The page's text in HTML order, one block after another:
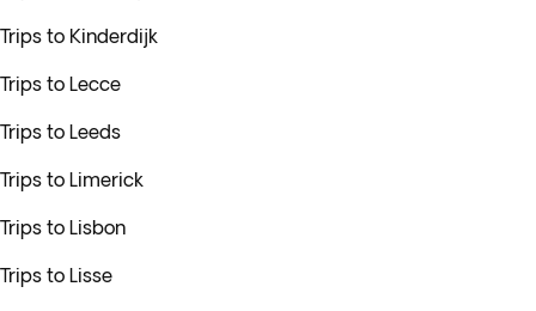
Trips to Kinderdijk
Trips to Lecce
Trips to Leeds
Trips to Limerick
Trips to Lisbon
Trips to Lisse